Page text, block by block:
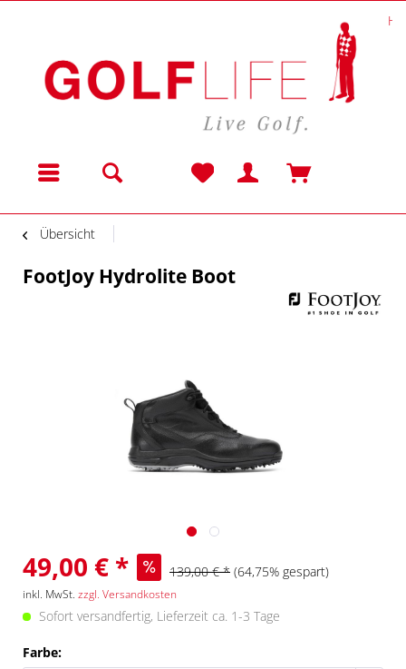
Menü
Übersicht
FootJoy Hydrolite Boot
49,00 € * 139,00 € * (64,75% gespart)
inkl. MwSt. zzgl. Versandkosten
Sofort versandfertig, Lieferzeit ca. 1-3 Tage
Farbe: